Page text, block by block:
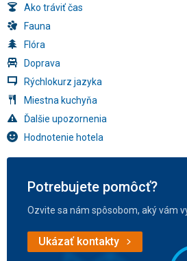
Ako tráviť čas
Fauna
Flóra
Doprava
Rýchlokurz jazyka
Miestna kuchyňa
Ďalšie upozornenia
Hodnotenie hotela
Potrebujete pomôcť?
Ozvite sa nám spôsobom, aký vám
Ukázať kontakty